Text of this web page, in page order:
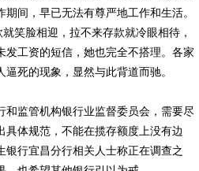
间，早已无法有尊严地工作和生活。
笑脸相迎，拉不来存款就冷眼相待，
工资的短信，她也完全不搭理。各家
死的现象，显然与此背道而驰。
监管机构银行业监督委员会，需要尽
体规范，不能在揽存额度上没有边
行宜昌分行相关人士称正在调查之